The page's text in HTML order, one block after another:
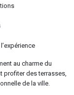
au charme du
profiter des terrasses,
de la ville.